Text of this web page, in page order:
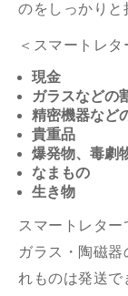
のをしっかりと
＜スマートレ
現金
ガラスなどの
精密機器など
貴重品
爆発物、毒劇
なまもの
生き物
スマートレター
ガラス・陶磁
れものは発送で